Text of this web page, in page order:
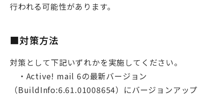
行われる可能性があります。
■対策方法
対策として下記いずれかを実施してください。
・Active! mail 6の最新バージョン
（BuildInfo:6.61.01008654）にバージョンアップ